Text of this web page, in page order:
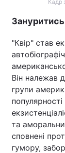
Кадр
"Квір" став
Він належав
групи
та
сповнені
гумору,